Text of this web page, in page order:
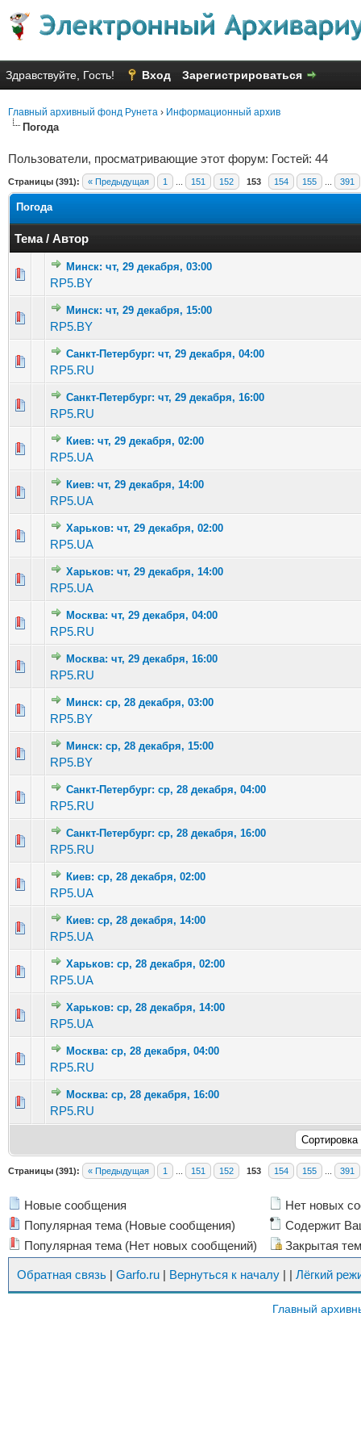
Здравствуйте, Гость! Вход Зарегистрироваться
Главный архивный фонд Рунета › Информационный архив
Погода
Пользователи, просматривающие этот форум: Гостей: 44
Страницы (391): « Предыдущая 1 151 152 153 154 155 391
Погода
Тема/ Автор
Минск: чт, 29 декабря, 03:00
RP5.BY
Голосов: 9 - Средняя оценка: 2.78 из 5
12 345
Минск: чт, 29 декабря, 15:00
RP5.BY
Голосов: 3 - Средняя оценка: 3 из 5
12 345
Санкт-Петербург: чт, 29 декабря, 04:00
RP5.RU
Голосов: 3 - Средняя оценка: 3 из 5
1234 5
Санкт-Петербург: чт, 29 декабря, 16:00
RP5.RU
Голосов: 2 - Средняя оценка: 2.5 из 5
1234 5
Киев: чт, 29 декабря, 02:00
RP5.UA
Голосов: 1 - Средняя оценка: 1 из 5
12345
Киев: чт, 29 декабря, 14:00
RP5.UA
Голосов: 3 - Средняя оценка: 1.67 из 5
12345
Харьков: чт, 29 декабря, 02:00
RP5.UA
Голосов: 2 - Средняя оценка: 2 из 5
1 2345
Харьков: чт, 29 декабря, 14:00
RP5.UA
Голосов: 1 - Средняя оценка: 1 из 5
1 2345
Москва: чт, 29 декабря, 04:00
RP5.RU
Голосов: 4 - Средняя оценка: 3 из 5
12345
Москва: чт, 29 декабря, 16:00
RP5.RU
Голосов: 3 - Средняя оценка: 2.33 из 5
12345
Минск: ср, 28 декабря, 03:00
RP5.BY
Голосов: 3 - Средняя оценка: 2.67 из 5
12 345
Минск: ср, 28 декабря, 15:00
RP5.BY
Голосов: 6 - Средняя оценка: 3.33 из 5
12 345
Санкт-Петербург: ср, 28 декабря, 04:00
RP5.RU
Голосов: 3 - Средняя оценка: 2.33 из 5
1234 5
Санкт-Петербург: ср, 28 декабря, 16:00
RP5.RU
Голосов: 1 - Средняя оценка: 1 из 5
1234 5
Киев: ср, 28 декабря, 02:00
RP5.UA
Голосов: 2 - Средняя оценка: 2.5 из 5
1 2345
Киев: ср, 28 декабря, 14:00
RP5.UA
Голосов: 3 - Средняя оценка: 3 из 5
1 2345
Харьков: ср, 28 декабря, 02:00
RP5.UA
Голосов: 3 - Средняя оценка: 2.33 из 5
1234 5
Харьков: ср, 28 декабря, 14:00
RP5.UA
Голосов: 5 - Средняя оценка: 2.6 из 5
1234 5
Москва: ср, 28 декабря, 04:00
RP5.RU
Голосов: 4 - Средняя оценка: 3 из 5
123 45
Москва: ср, 28 декабря, 16:00
RP5.RU
Голосов: 3 - Средняя оценка: 3 из 5
123 45
Страницы (391): « Предыдущая 1 151 152 153 154 155 391
Новые сообщения
Популярная тема (Новые сообщения)
Популярная тема (Нет новых сообщений)
Нет новых
Содержит
Закрытая
Обратная связь | Garfo.ru | Вернуться к началу | | Лёгкий
Главный